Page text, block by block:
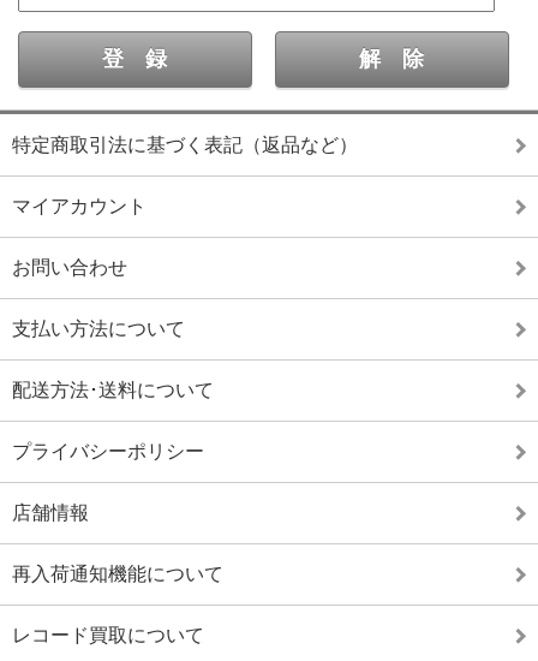
特定商取引法に基づく表記（返品など）
マイアカウント
お問い合わせ
支払い方法について
配送方法･送料について
プライバシーポリシー
店舗情報
再入荷通知機能について
レコード買取について